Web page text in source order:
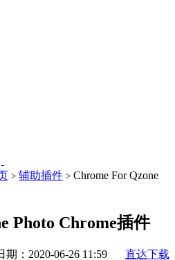
> 辅助插件 > Chrome For Qzone
Photo Chrome插件
期：2020-06-26 11:59 直达下载